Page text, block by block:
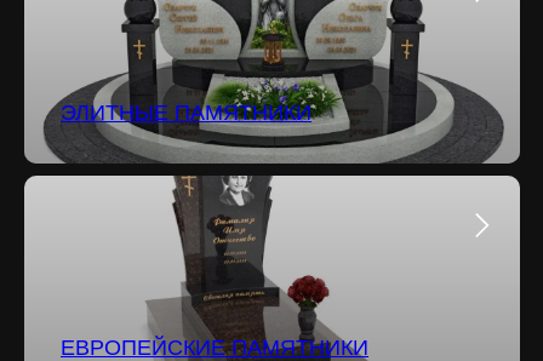
ЭЛИТНЫЕ ПАМЯТНИКИ
ЕВРОПЕЙСКИЕ ПАМЯТНИКИ